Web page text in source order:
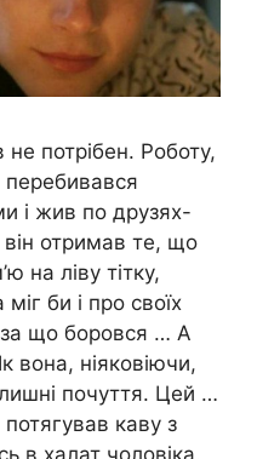
потрібен. Роботу,
перебивався
і жив по друзях-
отримав те, що
на ліву тітку,
би і про своїх
за що боровся … А
вона, ніяковіючи,
почуття. Цей …
потягував каву з
в халат чоловіка.